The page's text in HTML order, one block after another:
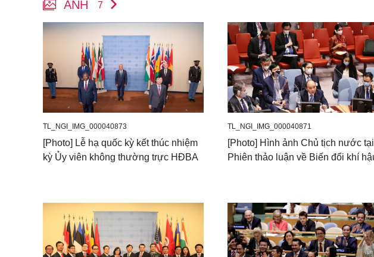
ẢNH 7
TL_NGI_IMG_000040873
[Photo] Lễ hạ quốc kỳ kết thúc nhiệm
kỳ Ủy viên không thường trực HĐBA
TL_NGI_IMG_000040871
[Photo] Hình ảnh Chủ tịch nước tại
Phiên thảo luận về Biến đổi khí